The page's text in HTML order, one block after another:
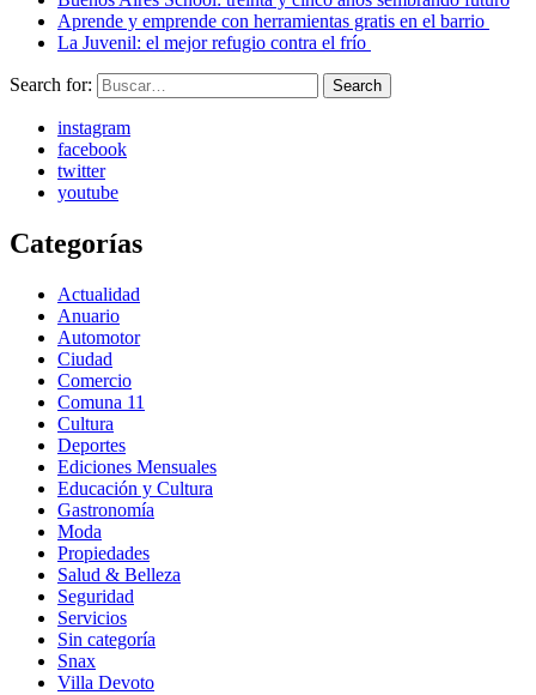
Aprende y emprende con herramientas gratis en el barrio
La Juvenil: el mejor refugio contra el frío
Search for: Search
instagram
facebook
twitter
youtube
Categorías
Actualidad
Anuario
Automotor
Ciudad
Comercio
Comuna 11
Cultura
Deportes
Ediciones Mensuales
Educación y Cultura
Gastronomía
Moda
Propiedades
Salud & Belleza
Seguridad
Servicios
Sin categoría
Snax
Villa Devoto